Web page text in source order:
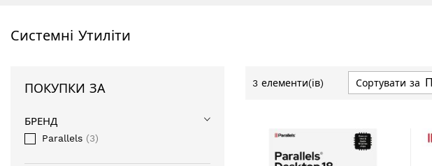
Системні Утиліти
3 елементи(ів) Сортувати за
ПОКУПКИ ЗА
БРЕНД
Parallels 3